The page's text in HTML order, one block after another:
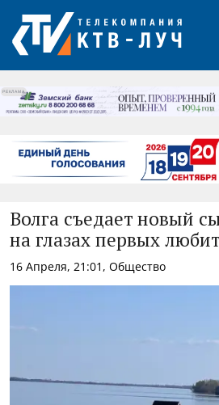
РЕКЛАМА
Волга съедает новый
на глазах первых
16 Апреля, 21:01, Общество